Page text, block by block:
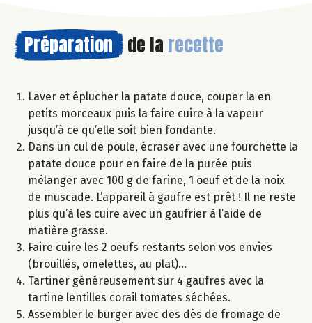
Préparation de la recette
Laver et éplucher la patate douce, couper la en
petits morceaux puis la faire cuire à la vapeur
jusqu’à ce qu’elle soit bien fondante.
Dans un cul de poule, écraser avec une fourchette la
patate douce pour en faire de la purée puis
mélanger avec 100 g de farine, 1 oeuf et de la noix
de muscade. L’appareil à gaufre est prêt ! Il ne reste
plus qu’à les cuire avec un gaufrier à l’aide de
matière grasse.
Faire cuire les 2 oeufs restants selon vos envies
(brouillés, omelettes, au plat)…
Tartiner généreusement sur 4 gaufres avec la
tartine lentilles corail tomates séchées.
Assembler le burger avec des dès de fromage de